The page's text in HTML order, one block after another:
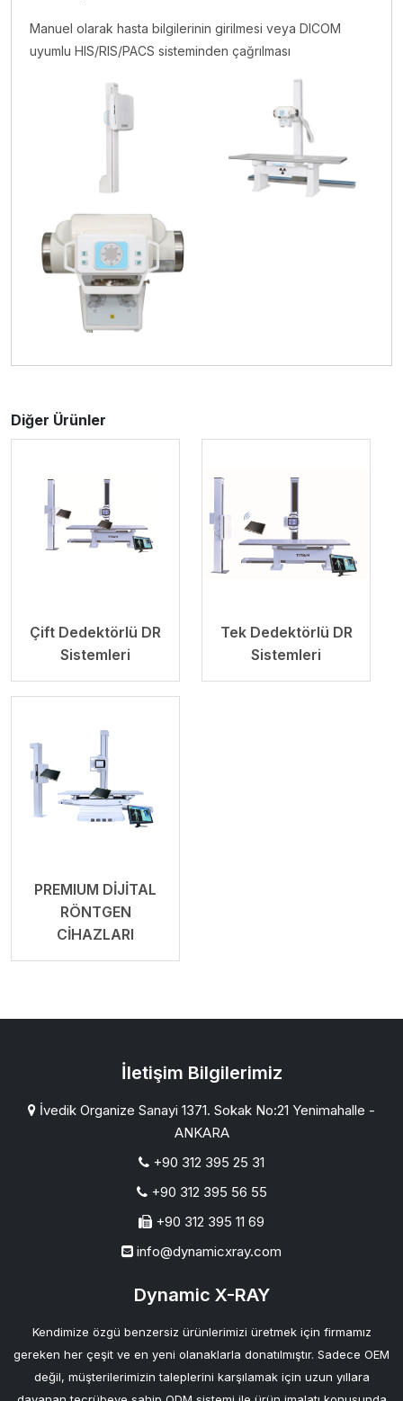
Manuel olarak hasta bilgilerinin girilmesi veya DICOM
uyumlu HIS/RIS/PACS sisteminden çağrılması
Diğer Ürünler
Çift Dedektörlü DR
Sistemleri
Tek Dedektörlü DR
Sistemleri
PREMIUM DİJİTAL
RÖNTGEN
CİHAZLARI
İletişim Bilgilerimiz
İvedik Organize Sanayi 1371. Sokak No:21 Yenimahalle -
ANKARA
+90 312 395 25 31
+90 312 395 56 55
+90 312 395 11 69
info@dynamicxray.com
Dynamic X-RAY
Kendimize özgü benzersiz ürünlerimizi üretmek için firmamız
gereken her çeşit ve en yeni olanaklarla donatılmıştır. Sadece OEM
değil, müşterilerimizin taleplerini karşılamak için uzun yıllara